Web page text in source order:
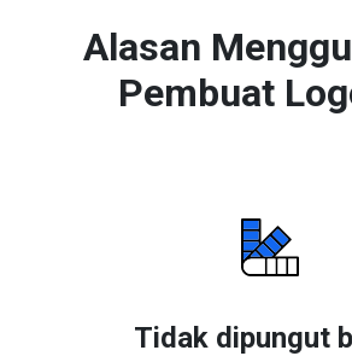
Alasan
Pembuat
Tidak dipungut